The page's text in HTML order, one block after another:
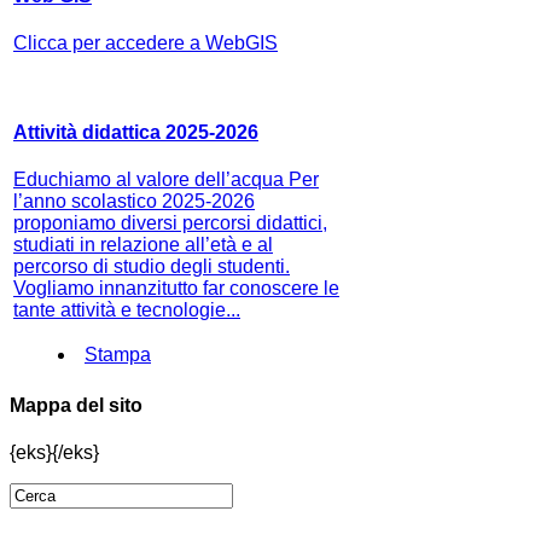
Clicca per accedere a WebGIS
Attività didattica 2025-2026
Educhiamo al valore dell’acqua Per
l’anno scolastico 2025-2026
proponiamo diversi percorsi didattici,
studiati in relazione all’età e al
percorso di studio degli studenti.
Vogliamo innanzitutto far conoscere le
tante attività e tecnologie...
Stampa
Mappa del sito
{eks}{/eks}